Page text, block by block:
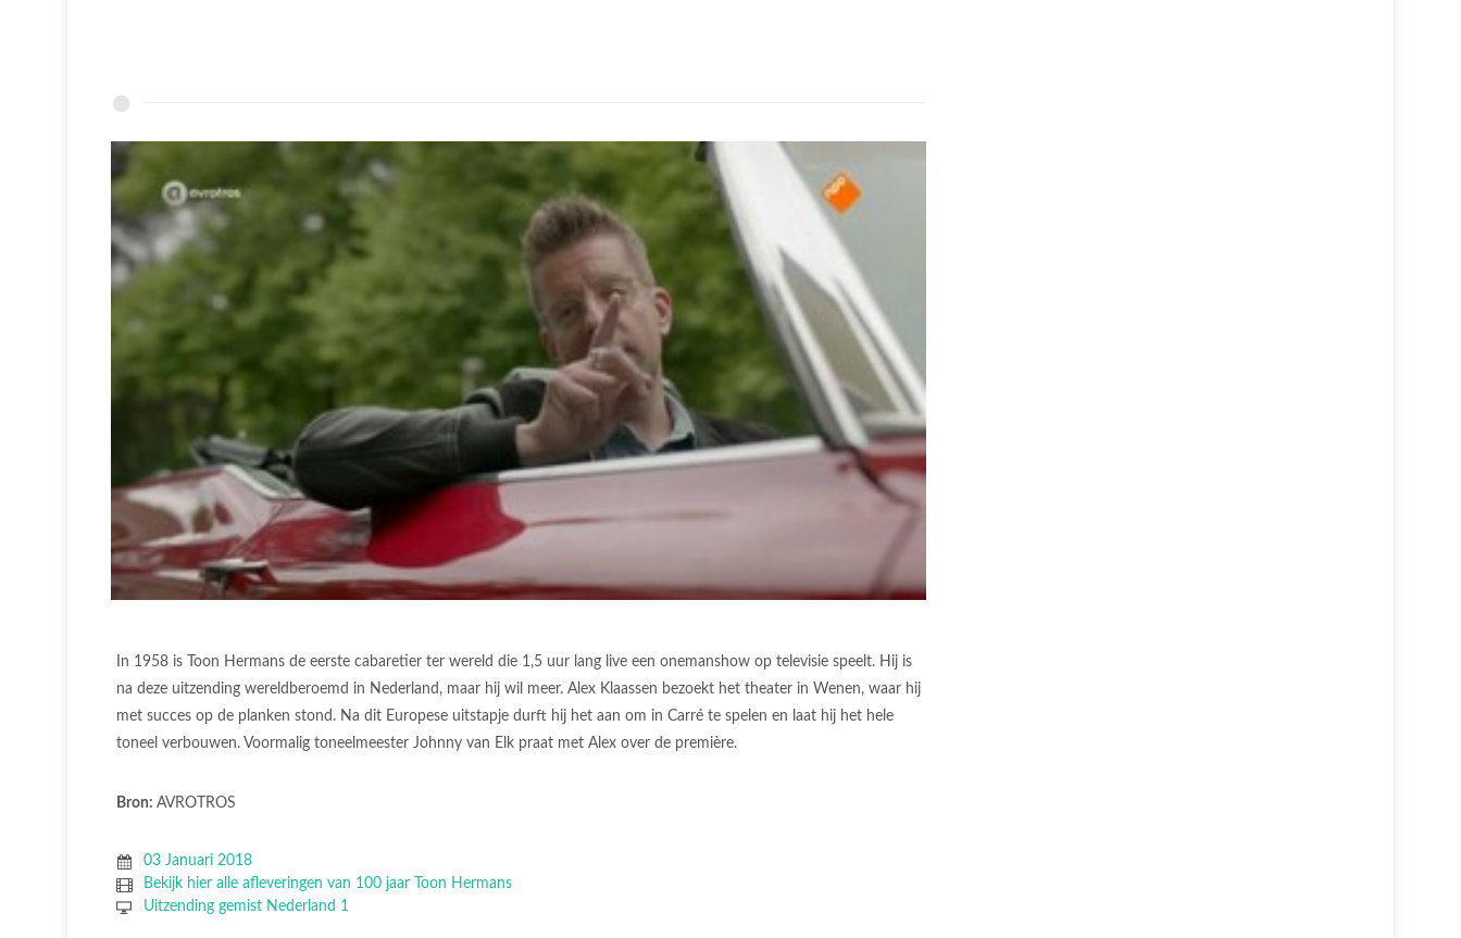
In 1958 is Toon Hermans de eerste cabaretier ter wereld die 1,5 uur lang live een onemanshow op televisie speelt. Hij is
na deze uitzending wereldberoemd in Nederland, maar hij wil meer. Alex Klaassen bezoekt het theater in Wenen, waar hij
met succes op de planken stond. Na dit Europese uitstapje durft hij het aan om in Carré te spelen en laat hij het hele
toneel verbouwen. Voormalig toneelmeester Johnny van Elk praat met Alex over de première.
Bron: AVROTROS
03 Januari 2018
Bekijk hier alle afleveringen van 100 jaar Toon Hermans
Uitzending gemist Nederland 1